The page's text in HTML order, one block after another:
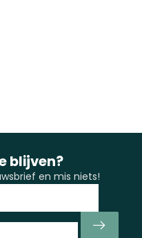
blijven?
en mis niets!